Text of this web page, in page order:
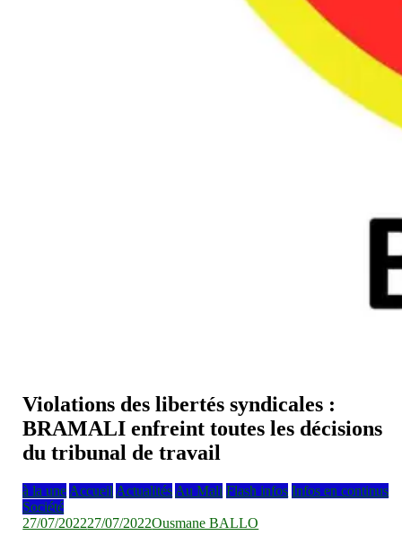
Violations des libertés syndicales :
BRAMALI enfreint toutes les décisions
du tribunal de travail
à la une Accueil Actualités Au Mali Flash infos Infos en continus
Société
27/07/202227/07/2022Ousmane BALLO